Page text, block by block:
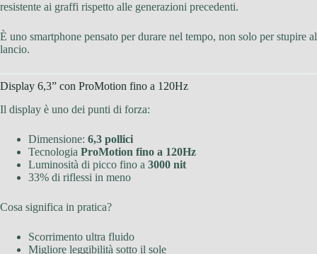
resistente ai graffi rispetto alle generazioni precedenti.
È uno smartphone pensato per durare nel tempo, non solo per stupire al
lancio.
Display 6,3” con ProMotion fino a 120Hz
Il display è uno dei punti di forza:
Dimensione: 6,3 pollici
Tecnologia ProMotion fino a 120Hz
Luminosità di picco fino a 3000 nit
33% di riflessi in meno
Cosa significa in pratica?
Scorrimento ultra fluido
Migliore leggibilità sotto il sole